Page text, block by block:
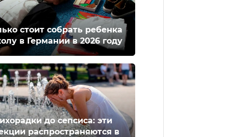
стоит собрать ребенка
в Германии в 2026 году
до сепсиса: эти
распространяются в